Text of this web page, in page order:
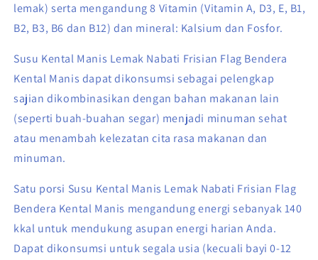
lemak) serta mengandung 8 Vitamin (Vitamin A, D3, E, B1,
B2, B3, B6 dan B12) dan mineral: Kalsium dan Fosfor.
Susu Kental Manis Lemak Nabati Frisian Flag Bendera
Kental Manis dapat dikonsumsi sebagai pelengkap
sajian dikombinasikan dengan bahan makanan lain
(seperti buah-buahan segar) menjadi minuman sehat
atau menambah kelezatan cita rasa makanan dan
minuman.
Satu porsi Susu Kental Manis Lemak Nabati Frisian Flag
Bendera Kental Manis mengandung energi sebanyak 140
kkal untuk mendukung asupan energi harian Anda.
Dapat dikonsumsi untuk segala usia (kecuali bayi 0-12